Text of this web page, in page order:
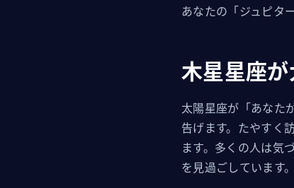
あなたの「ジュピタ
木星星座
太陽星座が「あなた
告げます。たやすく
ます。多くの人は気
を見過ごしています。